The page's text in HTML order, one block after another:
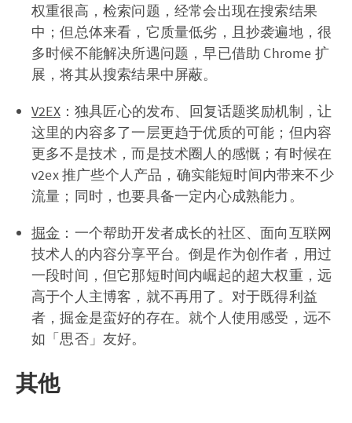
权重很高，检索问题，经常会出现在搜索结果
中；但总体来看，它质量低劣，且抄袭遍地，很
多时候不能解决所遇问题，早已借助 Chrome 扩
展，将其从搜索结果中屏蔽。
V2EX：独具匠心的发布、回复话题奖励机制，让
这里的内容多了一层更趋于优质的可能；但内容
更多不是技术，而是技术圈人的感慨；有时候在
v2ex 推广些个人产品，确实能短时间内带来不少
流量；同时，也要具备一定内心成熟能力。
掘金 ：一个帮助开发者成长的社区、面向互联网
技术人的内容分享平台。倒是作为创作者，用过
一段时间，但它那短时间内崛起的超大权重，远
高于个人主博客，就不再用了。对于既得利益
者，掘金是蛮好的存在。就个人使用感受，远不
如「思否」友好。
其他